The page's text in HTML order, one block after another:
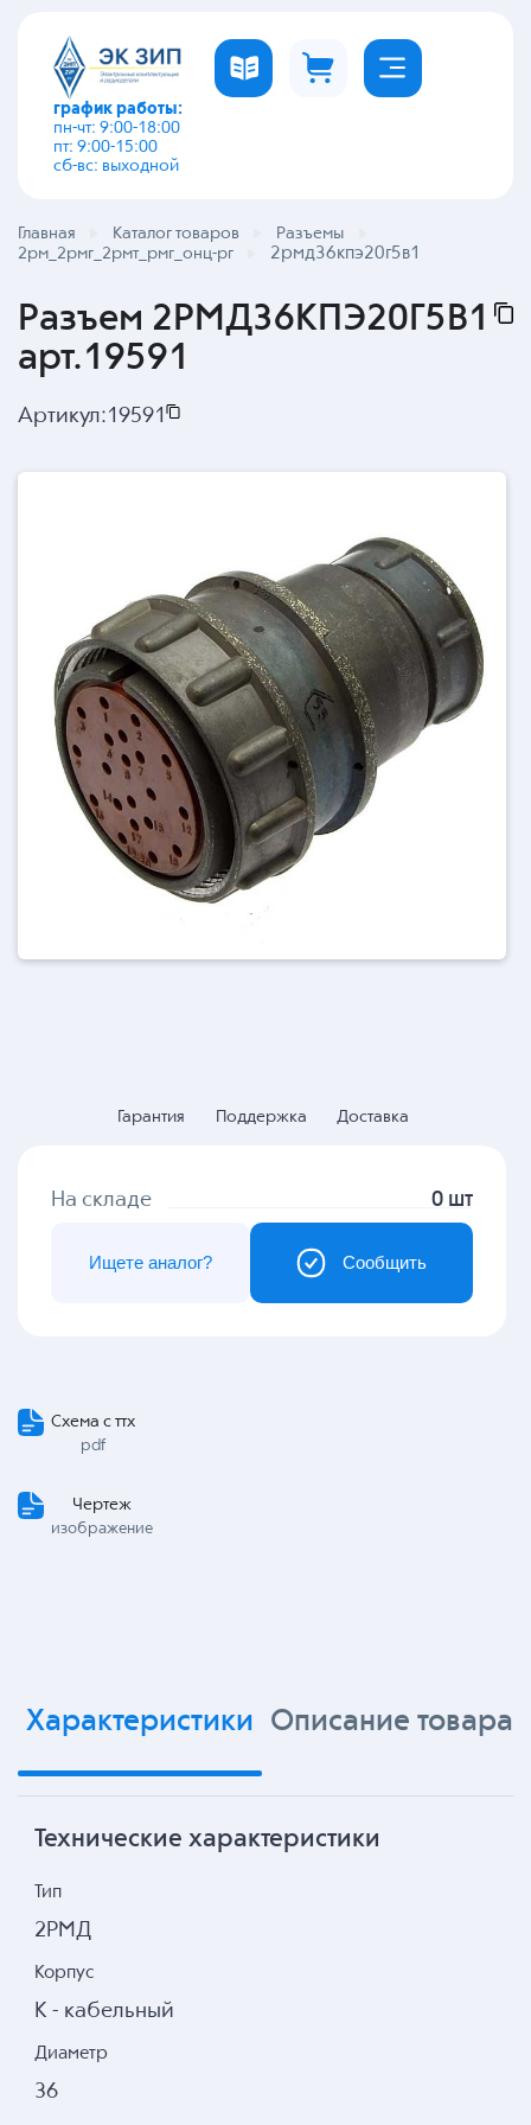
график работы:
пн-чт: 9:00-18:00
пт: 9:00-15:00
сб-вс: выходной
Главная Каталог товаров
Разъемы
2рм_2рмг_2рмт_рмг_онц-рг
2рмд36кпэ20г5в1
Разъем 2РМД36КПЭ20Г5В1
арт.19591
Артикул:19591
Гарантия Поддержка Доставка
На складе 0 шт
Сообщить
Ищете аналог?
Схема с ттх
pdf
Чертеж
изображение
Характеристики Описание товара
Технические характеристики
Тип
2РМД
Корпус
К - кабельный
Диаметр
36